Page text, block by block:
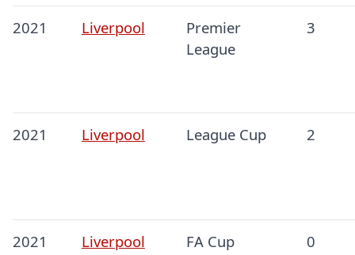
2021 Liverpool
Premier
League
3
2021 Liverpool League Cup 2
2021 Liverpool FA Cup 0